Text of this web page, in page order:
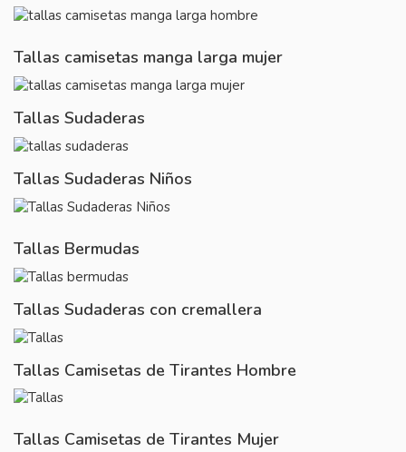
Tallas camisetas manga larga mujer
Tallas Sudaderas
Tallas Sudaderas Niños
Tallas Bermudas
Tallas Sudaderas con cremallera
Tallas Camisetas de Tirantes Hombre
Tallas Camisetas de Tirantes Mujer